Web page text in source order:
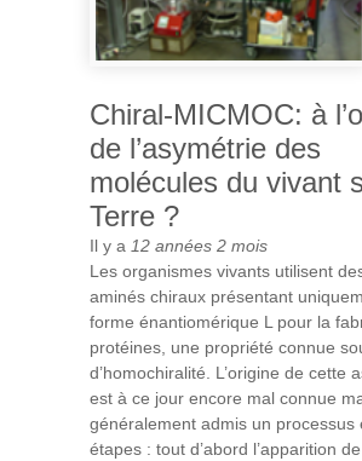
Chiral-MICMOC: à
de l’asymétrie des
molécules du vivant
Terre ?
Il y a 12 années 2 mois
Les organismes vivants utilisent
aminés chiraux présentant
forme énantiomérique L pour la
protéines, une propriété connue
d’homochiralité. L’origine de cette
est à ce jour encore mal connue
généralement admis un processus
étapes : tout d’abord l’apparition